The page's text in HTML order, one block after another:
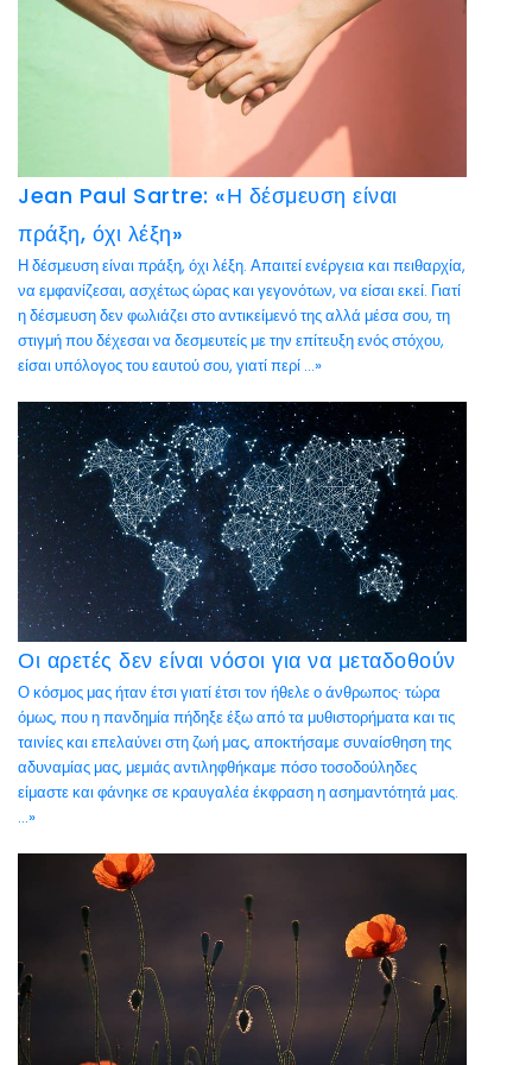
Jean Paul Sartre: «Η δέσμευση είναι
πράξη, όχι λέξη»
Η δέσμευση είναι πράξη, όχι λέξη. Απαιτεί ενέργεια και πειθαρχία,
να εμφανίζεσαι, ασχέτως ώρας και γεγονότων, να είσαι εκεί. Γιατί
η δέσμευση δεν φωλιάζει στο αντικείμενό της αλλά μέσα σου, τη
στιγμή που δέχεσαι να δεσμευτείς με την επίτευξη ενός στόχου,
είσαι υπόλογος του εαυτού σου, γιατί περί ...»
Οι αρετές δεν είναι νόσοι για να μεταδοθούν
Ο κόσμος μας ήταν έτσι γιατί έτσι τον ήθελε ο άνθρωπος· τώρα
όμως, που η πανδημία πήδηξε έξω από τα μυθιστορήματα και τις
ταινίες και επελαύνει στη ζωή μας, αποκτήσαμε συναίσθηση της
αδυναμίας μας, μεμιάς αντιληφθήκαμε πόσο τοσοδούληδες
είμαστε και φάνηκε σε κραυγαλέα έκφραση η ασημαντότητά μας.
...»